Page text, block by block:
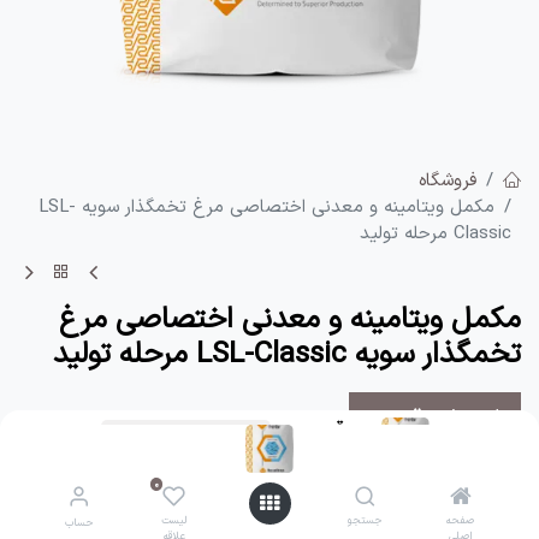
قیمت:
صفحه
جستجو
0
لیست
حساب
صفحه
جستجو
0
لیست
حساب
فروشگاه
مکمل ویتامینه و معدنی اختصاصی مرغ تخمگذار سویه LSL-
Classic مرحله تولید
مکمل ویتامینه و معدنی اختصاصی مرغ
تخمگذار سویه LSL-Classic مرحله تولید
استعلام قیمت
مکمل ویتامینه و معدنی طیور, مرغ تخمگذار